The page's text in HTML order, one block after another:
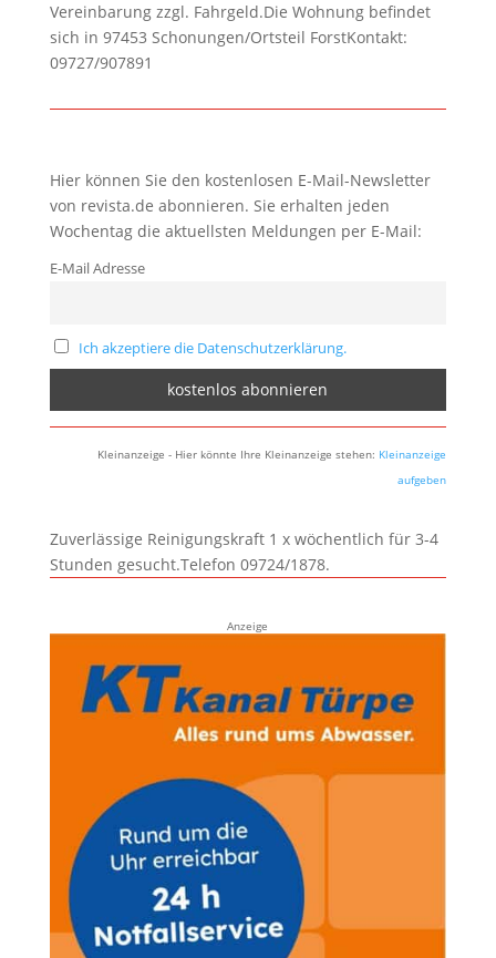
Vereinbarung zzgl. Fahrgeld.Die Wohnung befindet
sich in 97453 Schonungen/Ortsteil ForstKontakt:
09727/907891
Hier können Sie den kostenlosen E-Mail-Newsletter
von revista.de abonnieren. Sie erhalten jeden
Wochentag die aktuellsten Meldungen per E-Mail:
E-Mail Adresse
Ich akzeptiere die Datenschutzerklärung.
Kleinanzeige - Hier könnte Ihre Kleinanzeige stehen: Kleinanzeige
aufgeben
Zuverlässige Reinigungskraft 1 x wöchentlich für 3-4
Stunden gesucht.Telefon 09724/1878.
Anzeige